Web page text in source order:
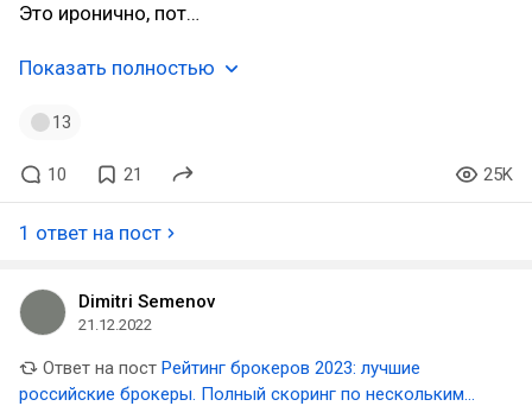
Это иронично, пот…
Показать полностью
13
10 21 25K
1 ответ на пост
Dimitri Semenov
21.12.2022
Ответ на пост Рейтинг брокеров 2023: лучшие
российские брокеры. Полный скоринг по нескольким